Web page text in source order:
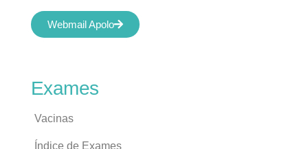
Exames
Vacinas
Índice de Exames
Webmail Apolo